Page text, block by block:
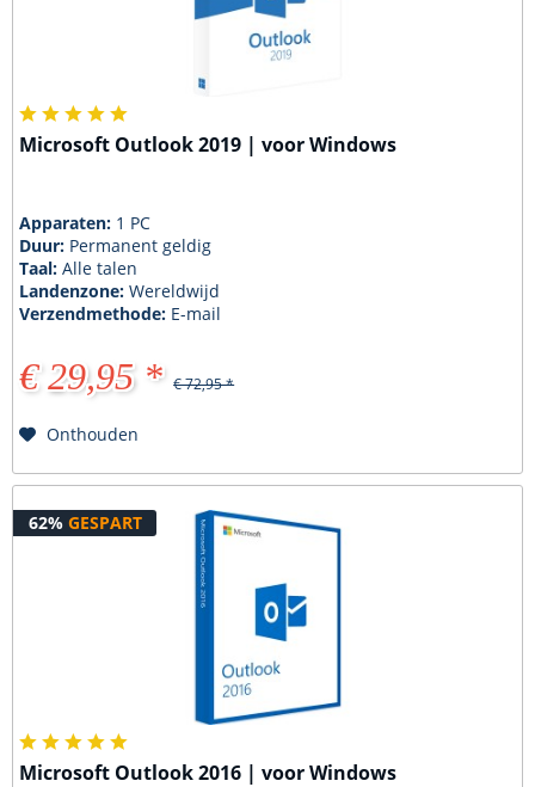
Microsoft Outlook 2019 | voor Windows
Apparaten: 1 PC
Duur: Permanent geldig
Taal:Alle talen
Landenzone:Wereldwijd
Verzendmethode: E-mail
€ 29,95 * € 72,95 *
Onthouden
62% GESPART
Microsoft Outlook 2016 | voor Windows